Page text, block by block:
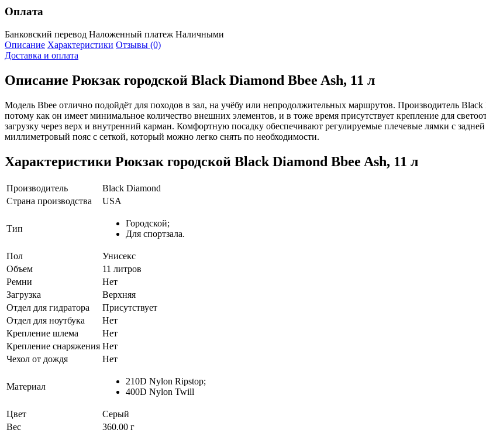
Оплата
Банковский перевод Наложенный платеж Наличными
Описание Характеристики Отзывы (0)
Доставка и оплата
Описание Рюкзак городской Black Diamond Bbee Ash, 11 л
Модель Bbee отлично подойдёт для походов в зал, на учёбу или непродолжительных маршрутов. Производитель
потому как он имеет минимальное количество внешних элементов, и в тоже время присутствует крепление для
загрузку через верх и внутренний карман. Комфортную посадку обеспечивают регулируемые плечевые лямки с
миллиметровый пояс с сеткой, который можно легко снять по необходимости.
Характеристики Рюкзак городской Black Diamond Bbee Ash, 11 л
Производитель
Black Diamond
Страна производства
USA
Тип
Городской;
Для спортзала.
Пол
Унисекс
Объем
11 литров
Ремни
Нет
Загрузка
Верхняя
Отдел для гидратора
Присутствует
Отдел для ноутбука
Нет
Крепление шлема
Нет
Крепление снаряжения Нет
Чехол от дождя
Нет
Материал
210D Nylon Ripstop;
400D Nylon Twill
Цвет
Серый
Вес
360.00 г